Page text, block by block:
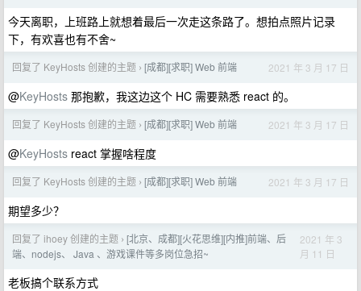
今天离职，上班路上就想着最后一次走这条路了。想拍点照片记录
下，有欢喜也有不舍~
回复了 KeyHosts 创建的主题 › [成都][求职] Web 前端 2021 年 3 月 17 日
@KeyHosts 那抱歉，我这边这个 HC 需要熟悉 react 的。
回复了 KeyHosts 创建的主题 › [成都][求职] Web 前端 2021 年 3 月 17 日
@KeyHosts react 掌握啥程度
回复了 KeyHosts 创建的主题 › [成都][求职] Web 前端 2021 年 3 月 17 日
期望多少？
回复了 ihoey 创建的主题 › [北京、成都][火花思维][内推]前端、后
端、nodejs、 Java 、游戏课件等多岗位急招~
2021 年 3
月 11 日
老板搞个联系方式